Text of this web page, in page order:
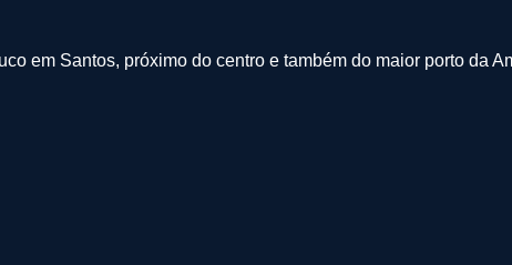
em Santos, próximo do centro e também do maior porto da